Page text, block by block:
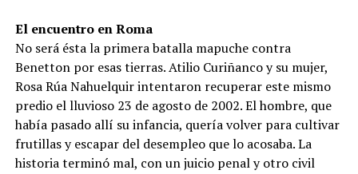
El encuentro en Roma
No será ésta la primera batalla mapuche contra
Benetton por esas tierras. Atilio Curiñanco y su mujer,
Rosa Rúa Nahuelquir intentaron recuperar este mismo
predio el lluvioso 23 de agosto de 2002. El hombre, que
había pasado allí su infancia, quería volver para cultivar
frutillas y escapar del desempleo que lo acosaba. La
historia terminó mal, con un juicio penal y otro civil